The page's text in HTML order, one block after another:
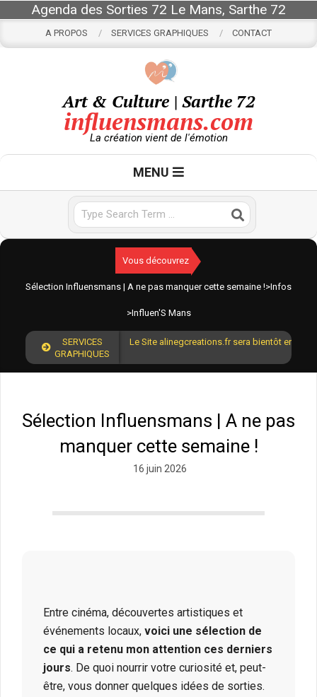
content
Agenda des Sorties 72 Le Mans, Sarthe 72
A PROPOS SERVICES GRAPHIQUES CONTACT
Art & Culture | Sarthe 72
influensmans.com
La création vient de l'émotion
MENU
Vous découvrez
Sélection Influensmans | A ne pas manquer cette semaine !>Infos
>Influen'S Mans
SERVICES
GRAPHIQUES
Le Site alinegcreations.fr sera bientôt en
Sélection Influensmans | A ne pas
manquer cette semaine !
16 juin 2026
Entre cinéma, découvertes artistiques et
événements locaux, voici une sélection de
ce qui a retenu mon attention ces derniers
jours. De quoi nourrir votre curiosité et, peut-
être, vous donner quelques idées de sorties.